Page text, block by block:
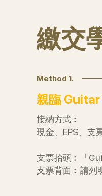
繳交
Method 1.
親臨
接納方式︰
現金、EPS、支
支票抬頭︰「
支票背面︰請列